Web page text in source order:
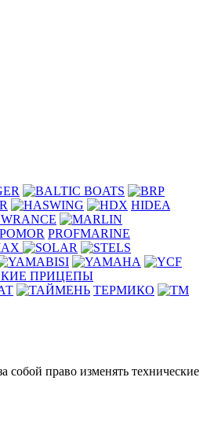
HIDEA
PROFMARINE
ТЕРМИКО
собой право изменять технические